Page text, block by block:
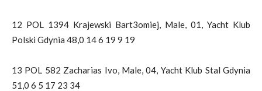
12 POL 1394 Krajewski Bart3omiej, Male, 01, Yacht Klub
Polski Gdynia 48,0 14 6 19 9 19
13 POL 582 Zacharias Ivo, Male, 04, Yacht Klub Stal Gdynia
51,0 6 5 17 23 34